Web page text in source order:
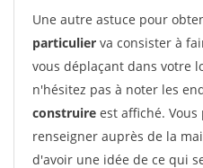
Une autre astuce pour
particulier va consister à
vous déplaçant dans votre
n'hésitez pas à noter les
construire est affiché.
renseigner auprès de la
d'avoir une idée de ce qui